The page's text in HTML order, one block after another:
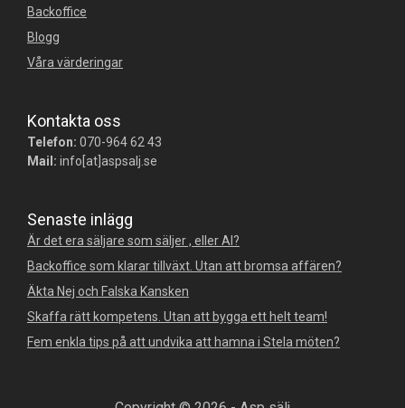
Backoffice
Blogg
Våra värderingar
Kontakta oss
Telefon: 070-964 62 43
Mail: info[at]aspsalj.se
Senaste inlägg
Är det era säljare som säljer , eller AI?
Backoffice som klarar tillväxt. Utan att bromsa affären?
Äkta Nej och Falska Kansken
Skaffa rätt kompetens. Utan att bygga ett helt team!
Fem enkla tips på att undvika att hamna i Stela möten?